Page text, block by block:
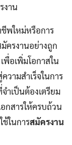
งาน
พใหม่หรือการ
ครงานอย่างถูก
พื่อเพิ่มโอกาสใน
วามสำเร็จในการ
ำเป็นต้องเตรียม
กสารให้ครบถ้วน
ช้ในการสมัครงาน